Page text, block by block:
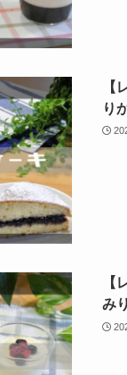
【
り
【
み